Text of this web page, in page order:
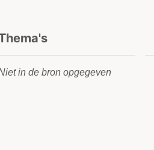
in de bron opgegeven